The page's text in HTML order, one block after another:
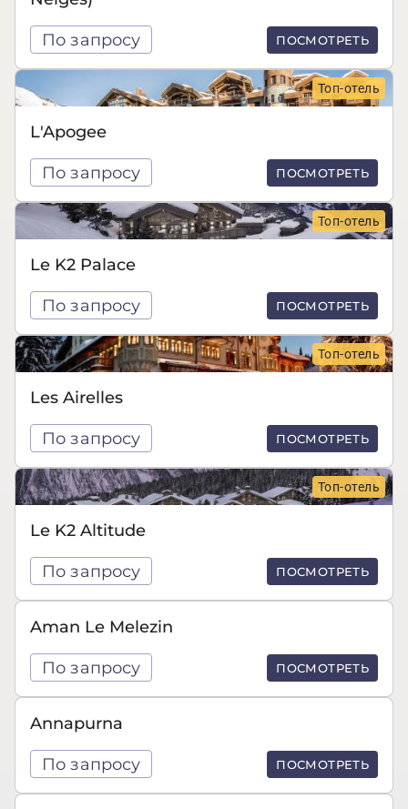
По запросу ПОСМОТРЕТЬ
Топ-отель
L'Apogee
По запросу ПОСМОТРЕТЬ
Топ-отель
Le K2 Palace
По запросу ПОСМОТРЕТЬ
Топ-отель
Les Airelles
По запросу ПОСМОТРЕТЬ
Топ-отель
Le K2 Altitude
По запросу ПОСМОТРЕТЬ
Aman Le Melezin
По запросу ПОСМОТРЕТЬ
Annapurna
По запросу ПОСМОТРЕТЬ